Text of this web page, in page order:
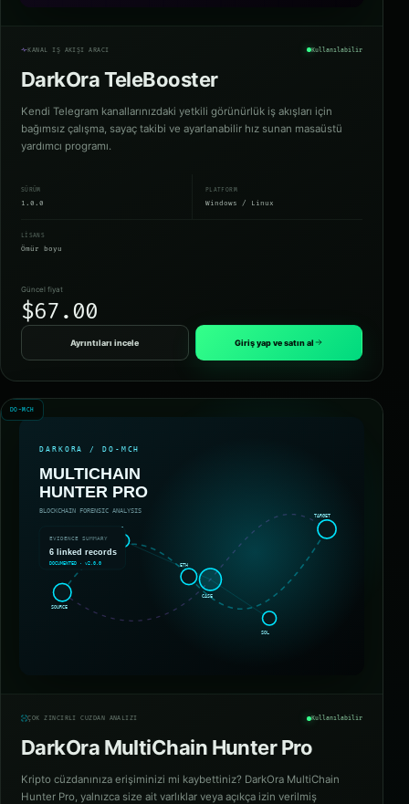
KANAL IŞ AKIŞI ARACI Kullanılabilir
DarkOra TeleBooster
Kendi Telegram kanallarınızdaki yetkili görünürlük iş akışları için
bağımsız çalışma, sayaç takibi ve ayarlanabilir hız sunan masaüstü
yardımcı programı.
SÜRÜM
1.0.0
PLATFORM
Windows / Linux
LISANS
Ömür boyu
Güncel fiyat
$67.00
Ayrıntıları incele Giriş yap ve satın al
DO-MCH
ÇOK ZINCIRLI CÜZDAN ANALIZI Kullanılabilir
DarkOra MultiChain Hunter Pro
Kripto cüzdanınıza erişiminizi mi kaybettiniz? DarkOra MultiChain
Hunter Pro, yalnızca size ait varlıklar veya açıkça izin verilmiş